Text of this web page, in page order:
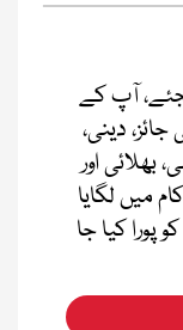
آپ کے
دینی،
بھلائی اور
میں لگایا
پورا کیا جا